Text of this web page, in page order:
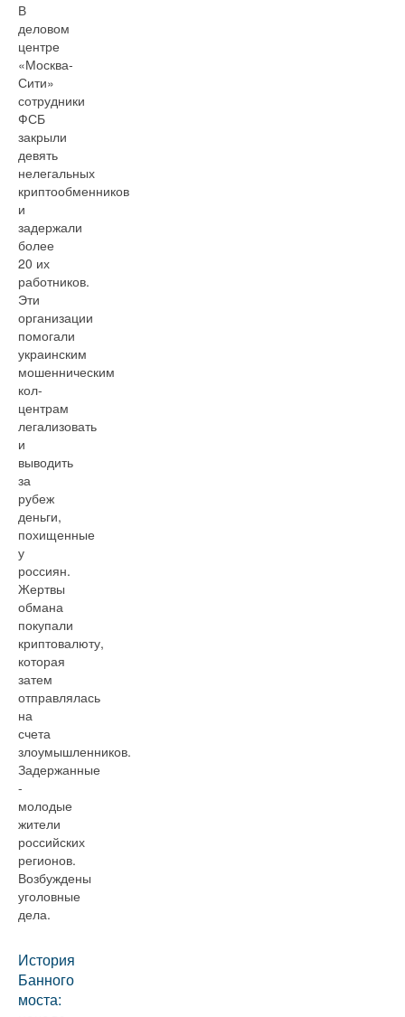
В
деловом
центре
«Москва-
Сити»
сотрудники
ФСБ
закрыли
девять
нелегальных
криптообменников
и
задержали
более
20 их
работников.
Эти
организации
помогали
украинским
мошенническим
кол-
центрам
легализовать
и
выводить
за
рубеж
деньги,
похищенные
у
россиян.
Жертвы
обмана
покупали
криптовалюту,
которая
затем
отправлялась
на
счета
злоумышленников.
Задержанные
-
молодые
жители
российских
регионов.
Возбуждены
уголовные
дела.
История
Банного
моста: